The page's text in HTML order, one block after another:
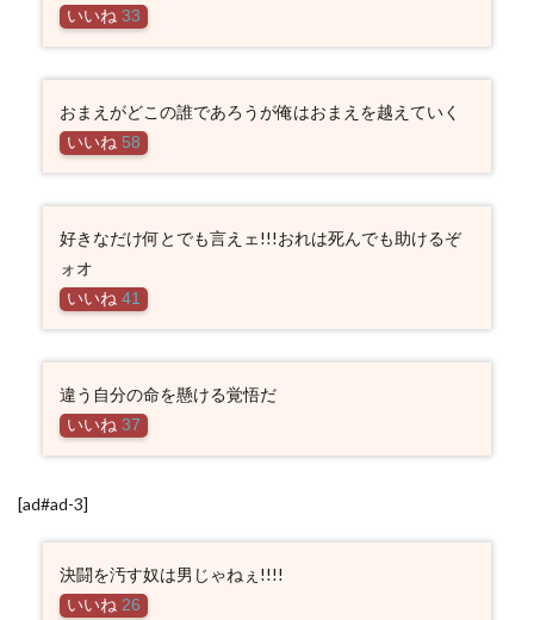
いいね 33
おまえがどこの誰であろうが俺はおまえを越えていく
いいね 58
好きなだけ何とでも言えェ!!!おれは死んでも助けるぞ
ォオ
いいね 41
違う自分の命を懸ける覚悟だ
いいね 37
[ad#ad-3]
決闘を汚す奴は男じゃねぇ!!!!
いいね 26